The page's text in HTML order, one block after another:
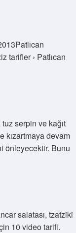
tarifler › Patlıcan
serpin ve kağıt
kızartmaya devam
önleyecektir. Bunu
salatası, tzatziki
10 video tarifi.